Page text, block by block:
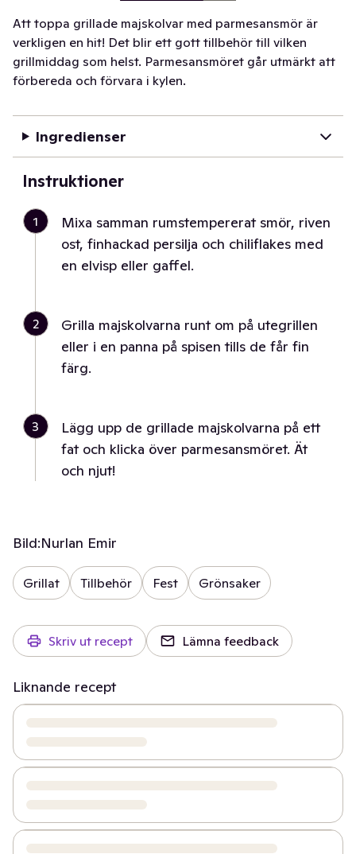
Att toppa grillade majskolvar med parmesansmör är
verkligen en hit! Det blir ett gott tillbehör till vilken
grillmiddag som helst. Parmesansmöret går utmärkt att
förbereda och förvara i kylen.
Ingredienser
Instruktioner
1
Mixa samman rumstempererat smör, riven
ost, finhackad persilja och chiliflakes med
en elvisp eller gaffel.
2
Grilla majskolvarna runt om på utegrillen
eller i en panna på spisen tills de får fin
färg.
3
Lägg upp de grillade majskolvarna på ett
fat och klicka över parmesansmöret. Ät
och njut!
Bild:Nurlan Emir
Grillat Tillbehör Fest Grönsaker
Skriv ut recept Lämna feedback
Liknande recept